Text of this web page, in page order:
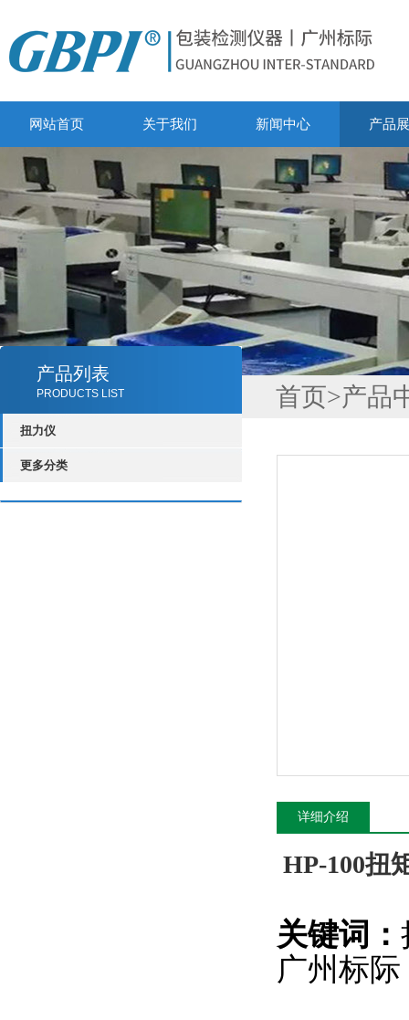
网站首页 关于我们 新闻中心 产品
产品列表
PRODUCTS LIST
扭力仪
更多分类
首页>产品
详细介绍
HP-100扭
关键词：
广州标际